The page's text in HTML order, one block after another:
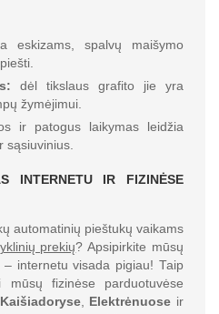
eskizams, spalvų maišymo
dėl tikslaus grafito jie yra
žymėjimui.
ir patogus laikymas leidžia
sąsiuvinius.
INTERNETU IR FIZINĖSE
automatinių pieštukų vaikams
prekių? Apsipirkite mūsų
internetu visada pigiau! Taip
mūsų fizinėse parduotuvėse
Kaišiadoryse, Elektrėnuose ir